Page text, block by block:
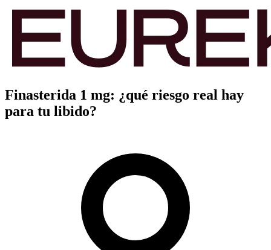
Finasterida 1 mg: ¿qué riesgo real hay
para tu libido?